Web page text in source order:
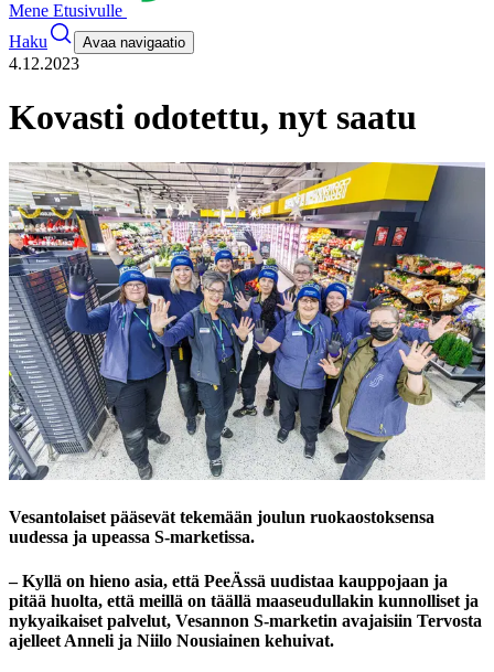
Mene Etusivulle
Haku
Avaa navigaatio
4.12.2023
Kovasti odotettu, nyt saatu
Vesantolaiset pääsevät tekemään joulun ruokaostoksensa
uudessa ja upeassa S-marketissa.
– Kyllä on hieno asia, että PeeÄssä uudistaa kauppojaan ja
pitää huolta, että meillä on täällä maaseudullakin kunnolliset ja
nykyaikaiset palvelut, Vesannon S-marketin avajaisiin Tervosta
ajelleet Anneli ja Niilo Nousiainen kehuivat.